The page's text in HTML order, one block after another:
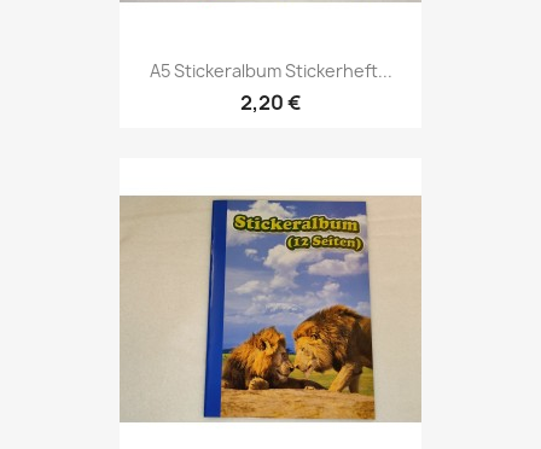
A5 Stickeralbum Stickerheft...
2,20 €